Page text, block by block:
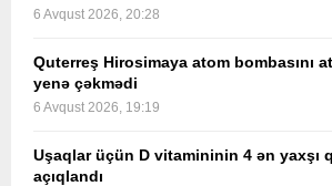
6 Avqust 2026, 20:28
Quterreş Hirosimaya atom bombasını
yenə çəkmədi
6 Avqust 2026, 19:19
Uşaqlar üçün D vitamininin 4 ən yaxşı
açıqlandı